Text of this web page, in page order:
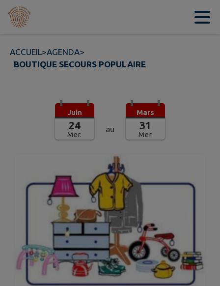
Contenu
ACCUEIL>AGENDA>
BOUTIQUE SECOURS POPULAIRE
Juin
24
Mer.
au
Mars
31
Mer.